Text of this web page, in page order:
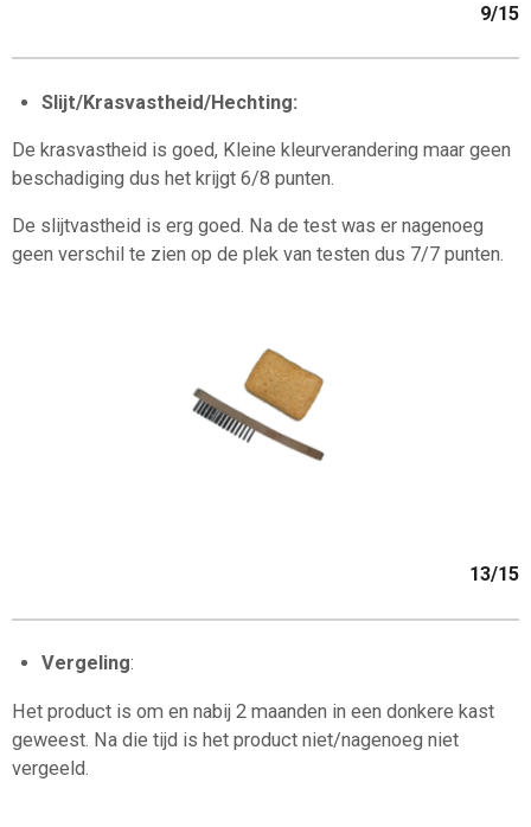
9/15
Slijt/Krasvastheid/Hechting:
De krasvastheid is goed, Kleine kleurverandering maar geen
beschadiging dus het krijgt 6/8 punten.
De slijtvastheid is erg goed. Na de test was er nagenoeg
geen verschil te zien op de plek van testen dus 7/7 punten.
13/15
Vergeling:
Het product is om en nabij 2 maanden in een donkere kast
geweest. Na die tijd is het product niet/nagenoeg niet
vergeeld.